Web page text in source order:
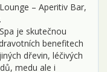
– Aperitiv Bar,
je skutečnou
benefitech
dřevin, léčivých
medu ale i